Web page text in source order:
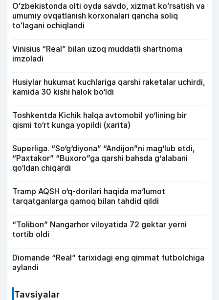
Oʻzbekistonda olti oyda savdo, xizmat koʻrsatish va
umumiy ovqatlanish korxonalari qancha soliq
toʻlagani ochiqlandi
Vinisius “Real” bilan uzoq muddatli shartnoma
imzoladi
Husiylar hukumat kuchlariga qarshi raketalar uchirdi,
kamida 30 kishi halok bo‘ldi
Toshkentda Kichik halqa avtomobil yo‘lining bir
qismi to‘rt kunga yopildi (xarita)
Superliga. “So‘g‘diyona” “Andijon”ni mag‘lub etdi,
“Paxtakor” “Buxoro”ga qarshi bahsda g‘alabani
qo‘ldan chiqardi
Tramp AQSH o‘q-dorilari haqida ma’lumot
tarqatganlarga qamoq bilan tahdid qildi
“Tolibon” Nangarhor viloyatida 72 gektar yerni
tortib oldi
Diomande “Real” tarixidagi eng qimmat futbolchiga
aylandi
Tavsiyalar